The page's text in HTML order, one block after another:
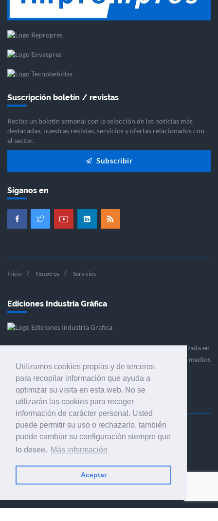
Utilizamos cookies propias y de terceros
para recopilar información que ayuda a
optimizar su visita en esta web. No se
utilizarán las cookies para recoger
información de carácter personal. Usted
puede permitir su uso o rechazarlo, también
puede cambiar su configuración siempre que
lo desee. Más información
Aceptar
Suscripción boletín / revistas
Reciba un boletín semanal con la selección de las noticias más
destacadas, nuestras revistas, servicios y ofertas relacionados con
el sector.
Subscribir
Síganos en
Inicio Nosotros Servicios
Ediciones Industria Gráfica
Ediciones Industria Gráfica es una empresa editora especializada en
el mercado de la comunicación gráfica que engloba diversos medios
profesionales especializados en el mercado gráfico, la
comunicación visual y el envasado.
Ediciones Industria Gráfica, S.C.P.
Calle Fluvià 257, bajos, 08020 Barcelona (España)